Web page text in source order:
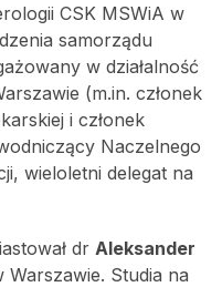
CSK MSWiA w
samorządu
w działalność
(m.in. członek
i członek
Naczelnego
wieloletni delegat na
dr Aleksander
Warszawie. Studia na